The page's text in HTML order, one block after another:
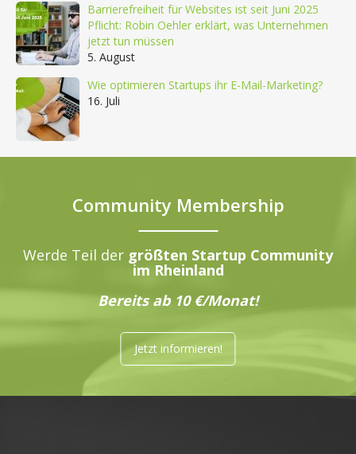
Barrierefreiheit für Websites ist seit Juni 2025
Pflicht: Robin Oehler erklärt, was Unternehmen
jetzt tun müssen
5. August
Wie optimieren Startups ihr E-Mail-Marketing?
16. Juli
Community Membership
Werde Teil der größten Startup Community
im Rheinland
Bereits ab 10 €/Monat!
Jetzt informieren!